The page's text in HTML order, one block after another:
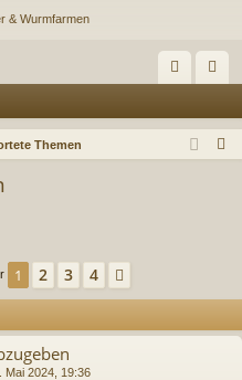
m ist
Themen
1 2 3 4
Mai 2024, 19:36